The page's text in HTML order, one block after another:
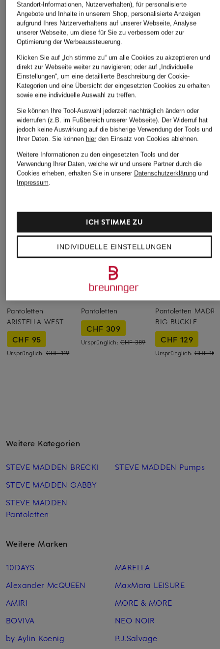
Pantoletten
ARISTELLA WEST
CHF 95
Ursprünglich: CHF 119
Pantoletten
CHF 309
Ursprünglich: CHF 389
Pantoletten
BIG BUCKLE
CHF 129
Ursprünglich:CHF 159
Weitere Kategorien
STEVE MADDEN BRECKI
STEVE MADDEN GABBY
STEVE MADDEN
Pantoletten
STEVE MADDEN Pumps
Weitere Marken
10DAYS
Alexander McQUEEN
AMIRI
BOVIVA
by Aylin Koenig
MARELLA
MaxMara LEISURE
MORE & MORE
NEO NOIR
P.J.Salvage
Standort-Informationen, Nutzerverhalten), für personalisierte
Angebote und Inhalte in unserem Shop, personalisierte Anzeigen
aufgrund Ihres Nutzerverhaltens auf unserer Webseite, Analyse
unserer Webseite, um diese für Sie zu verbessern oder zur
Optimierung der Werbeaussteuerung.
Klicken Sie auf „Ich stimme zu“ um alle Cookies zu akzeptieren und
direkt zur Webseite weiter zu navigieren; oder auf „Individuelle
Einstellungen“, um eine detaillierte Beschreibung der Cookie-
Kategorien und eine Übersicht der eingesetzten Cookies zu erhalten
sowie eine individuelle Auswahl zu treffen.
Sie können Ihre Tool-Auswahl jederzeit nachträglich ändern oder
widerrufen (z.B. im Fußbereich unserer Webseite). Der Widerruf hat
jedoch keine Auswirkung auf die bisherige Verwendung der Tools und
Ihrer Daten. Sie können hierden Einsatz von Cookies ablehnen.
Weitere Informationen zu den eingesetzten Tools und der
Verwendung Ihrer Daten, welche wir und unsere Partner durch die
Cookies erheben, erhalten Sie in unserer Datenschutzerklärungund
Impressum.
INDIVIDUELLE EINSTELLUNGEN
ICH STIMME ZU